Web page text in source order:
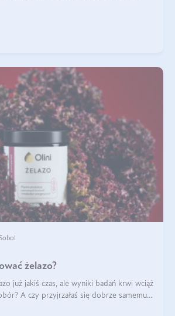
żelazo?
już jakiś czas, ale wyniki badań krwi wciąż
A czy przyjrzałaś się dobrze samemu